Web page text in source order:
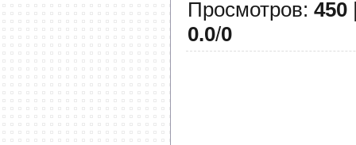
Просмотров: 450
0.0/0